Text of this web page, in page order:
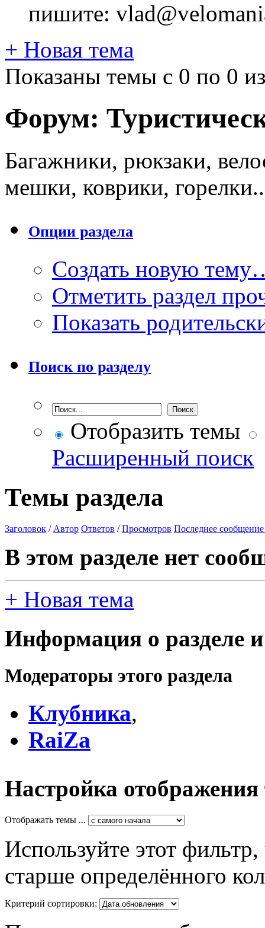
пишите:
+ Новая тема
Показаны темы с 0 по 0
Форум:
Багажники, рюкзаки,
мешки, коврики,
Опции раздела
Создать новую
Отметить раздел
Показать
Поиск по разделу
Отобразить темы
Расширенный поиск
Темы раздела
Заголовок / Автор Ответов /Просмотров Последнее сообщение
В этом разделе нет
+ Новая тема
Информация о разделе
Модераторы этого раздела
Клубника,
RaiZa
Настройка отображения
Отображать темы ...
Используйте этот
старше определённого
Критерий сортировки: